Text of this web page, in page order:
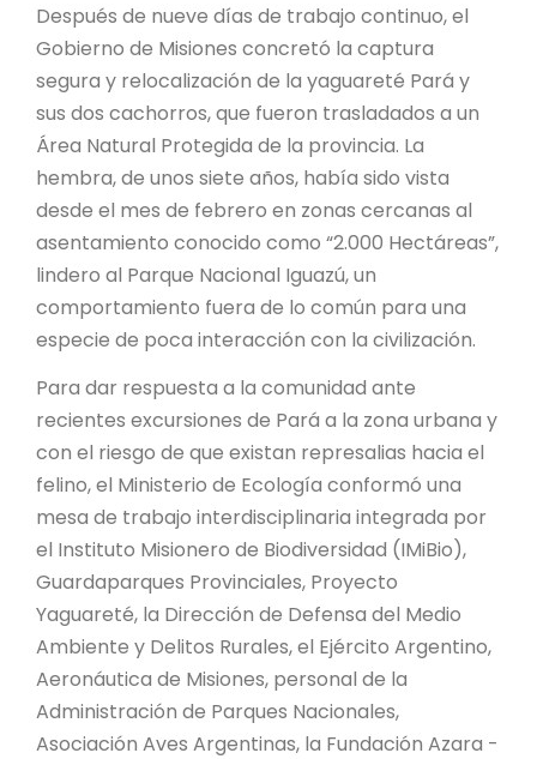
Después de nueve días de trabajo continuo, el
Gobierno de Misiones concretó la captura
segura y relocalización de la yaguareté Pará y
sus dos cachorros, que fueron trasladados a un
Área Natural Protegida de la provincia. La
hembra, de unos siete años, había sido vista
desde el mes de febrero en zonas cercanas al
asentamiento conocido como “2.000 Hectáreas”,
lindero al Parque Nacional Iguazú, un
comportamiento fuera de lo común para una
especie de poca interacción con la civilización.
Para dar respuesta a la comunidad ante
recientes excursiones de Pará a la zona urbana y
con el riesgo de que existan represalias hacia el
felino, el Ministerio de Ecología conformó una
mesa de trabajo interdisciplinaria integrada por
el Instituto Misionero de Biodiversidad (IMiBio),
Guardaparques Provinciales, Proyecto
Yaguareté, la Dirección de Defensa del Medio
Ambiente y Delitos Rurales, el Ejército Argentino,
Aeronáutica de Misiones, personal de la
Administración de Parques Nacionales,
Asociación Aves Argentinas, la Fundación Azara -